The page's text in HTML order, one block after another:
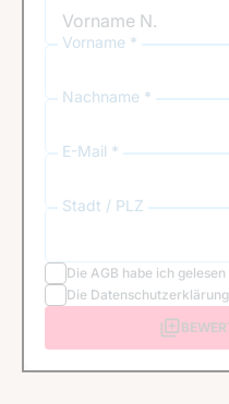
Vorname *
Nachname *
E-Mail *
Stadt / PLZ
Die AGB habe ich
Die Datenschutzerklärung